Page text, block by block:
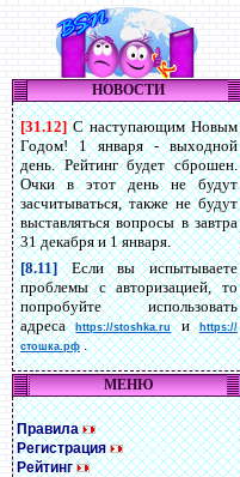
НОВОСТИ
[31.12]С наступающим Новым
Годом! 1 января - выходной
день. Рейтинг будет сброшен.
Очки в этот день не будут
засчитываться, также не будут
выставляться вопросы в завтра
31 декабря и 1 января.
[8.11]Если вы испытываете
проблемы с авторизацией, то
попробуйте использовать
адресаhttps://stoshka.ruиhttps://
стошка.рф.
МЕНЮ
Правила
Регистрация
Рейтинг